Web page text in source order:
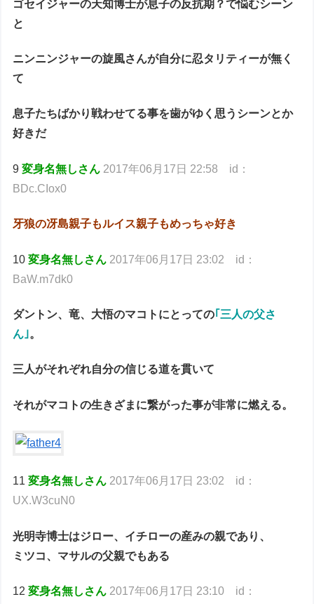
ゴセイジャーの天知博士が息子の反抗期？で悩むシーン
と
ニンニンジャーの旋風さんが自分に忍タリティーが無く
て
息子たちばかり戦わせてる事を歯がゆく思うシーンとか
好きだ
9変身名無しさん 2017年06月17日 22:58 id：
BDc.CIox0
牙狼の冴島親子もルイス親子もめっちゃ好き
10変身名無しさん 2017年06月17日 23:02 id：
BaW.m7dk0
ダントン、竜、大悟のマコトにとっての｢三人の父さ
ん｣。
三人がそれぞれ自分の信じる道を貫いて
それがマコトの生きざまに繋がった事が非常に燃える。
11変身名無しさん 2017年06月17日 23:02 id：
UX.W3cuN0
光明寺博士はジロー、イチローの産みの親であり、
ミツコ、マサルの父親でもある
12変身名無しさん 2017年06月17日 23:10 id：